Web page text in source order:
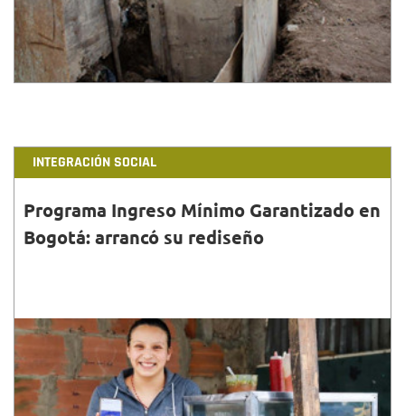
05:00 a. m. del 16 de septiembre de 2024.
INTEGRACIÓN SOCIAL
Programa Ingreso Mínimo Garantizado en
Bogotá: arrancó su rediseño
31•AGO•2024
El nuevo enfoque de IMG recoge lecciones
aprendidas del modelo durante la pandemia y se